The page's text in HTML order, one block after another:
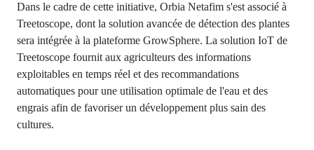
Dans le cadre de cette initiative, Orbia Netafim s'est associé à
Treetoscope, dont la solution avancée de détection des plantes
sera intégrée à la plateforme GrowSphere. La solution IoT de
Treetoscope fournit aux agriculteurs des informations
exploitables en temps réel et des recommandations
automatiques pour une utilisation optimale de l'eau et des
engrais afin de favoriser un développement plus sain des
cultures.